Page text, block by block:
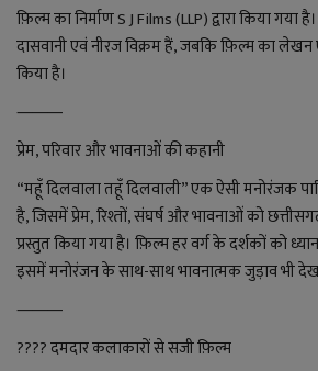
Gallery
फ़िल्म का निर्माण S J Films (LLP) द्वारा किया गया
दासवानी एवं नीरज विक्रम हैं, जबकि फ़िल्म का लेखन
किया है।
⸻
प्रेम, परिवार और भावनाओं की कहानी
“महूँ दिलवाला तहूँ दिलवाली” एक ऐसी मनोरंजक
है, जिसमें प्रेम, रिश्तों, संघर्ष और भावनाओं को
प्रस्तुत किया गया है। फ़िल्म हर वर्ग के दर्शकों को
इसमें मनोरंजन के साथ-साथ भावनात्मक जुड़ाव भी
⸻
???? दमदार कलाकारों से सजी फ़िल्म